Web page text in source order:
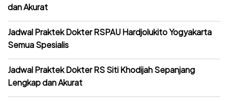
dan Akurat
Jadwal Praktek Dokter RSPAU Hardjolukito Yogyakarta
Semua Spesialis
Jadwal Praktek Dokter RS Siti Khodijah Sepanjang
Lengkap dan Akurat